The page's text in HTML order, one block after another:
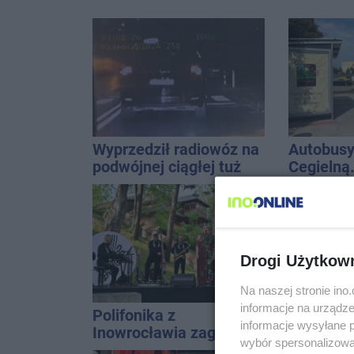
Wyprzedził radiowóz na
podwójnej ciągłej tuż
przed pasami
Polifonika z
Inowrocławia zagrała na
Harendzie. Muzyczny
Podczas
komin.
Drogi
Na naszej stronie
informacje na
informacje wysyłane
wybór